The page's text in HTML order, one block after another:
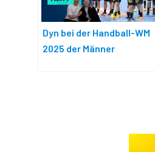
Dyn bei der Handball-WM
2025 der Männer